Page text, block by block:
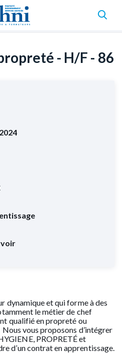
Chef d’équipe propreté - H/F - 86
- H/F - 86
dynamique et qui forme à des
le métier de chef
qualifié en propreté ou
vous proposons d’intégrer
PROPRETÉ et
d’un contrat en apprentissage.